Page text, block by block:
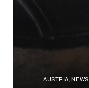
AUSTRIA NEWS